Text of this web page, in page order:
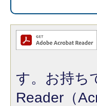
す。お持ち
Reader（